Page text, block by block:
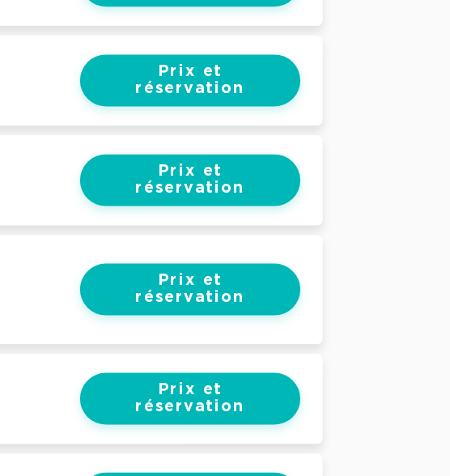
Prix et
réservation
Prix et
réservation
Prix et
réservation
Prix et
réservation